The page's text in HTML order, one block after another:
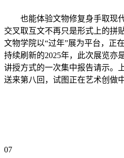
也能体验文物修复身手取现代
交叉取互文不再只是形式上的拼
文物学院以“过年”展为平台，正
持续刷新的2025年，此次展览亦
讲授方式的一次集中报告请示。
送来第八回，试图正在艺术创做
07